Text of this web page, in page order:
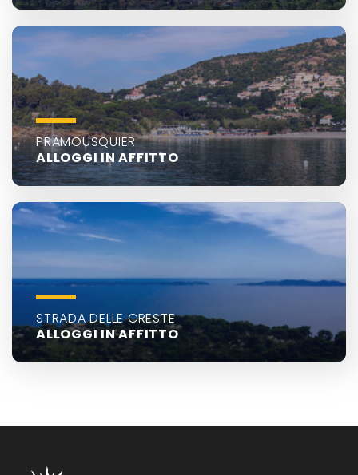
PRAMOUSQUIER
ALLOGGI IN AFFITTO
STRADA DELLE CRESTE
ALLOGGI IN AFFITTO